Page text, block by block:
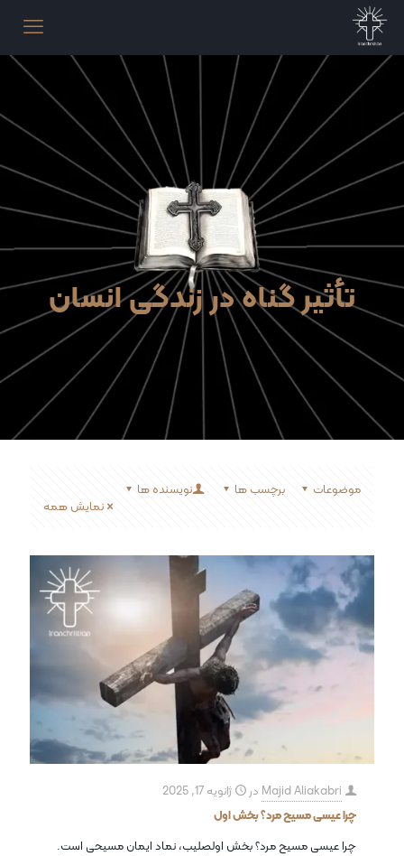
تأثیر گناه در زندگی انسان
موضوعات برچسب ها
نویسنده ها
نمایش همه
Majid Aliakabri در
ژانویه 17, 2025
چرا عیسی مسیح مرد؟ بخش اول
چرا عیسی مسیح مرد؟ بخش اولصلیب، نماد ایمان مسیحی است.